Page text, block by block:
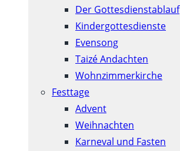
Der Gottesdienstablauf
Kindergottesdienste
Evensong
Taizé Andachten
Wohnzimmerkirche
Festtage
Advent
Weihnachten
Karneval und Fasten